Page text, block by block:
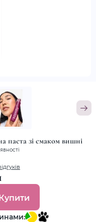
паста зі смаком вишні